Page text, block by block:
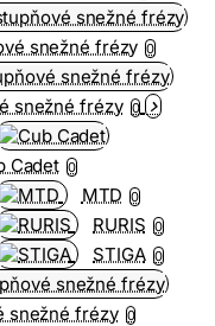
snežné frézy 0
snežné frézy 0
Cadet 0
MTD 0
RURIS 0
STIGA 0
snežné frézy 0